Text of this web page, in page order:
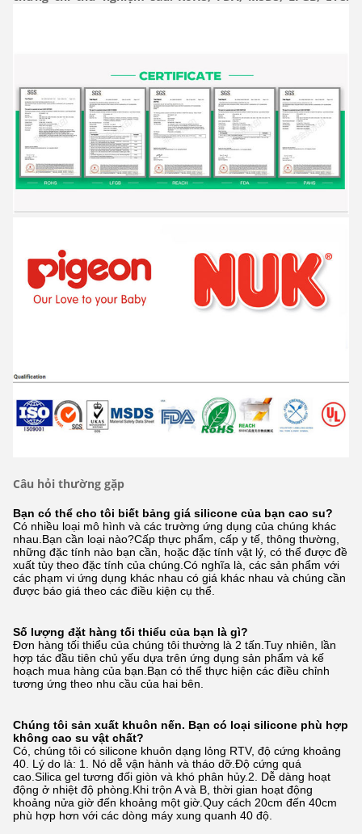
Câu hỏi thường gặp
Bạn có thể cho tôi biết bảng giá silicone của bạn cao su?
Có nhiều loại mô hình và các trường ứng dụng của chúng khác
nhau.Bạn cần loại nào?Cấp thực phẩm, cấp y tế, thông thường,
những đặc tính nào bạn cần, hoặc đặc tính vật lý, có thể được đề
xuất tùy theo đặc tính của chúng.Có nghĩa là, các sản phẩm với
các phạm vi ứng dụng khác nhau có giá khác nhau và chúng cần
được báo giá theo các điều kiện cụ thể.
Số lượng đặt hàng tối thiểu của bạn là gì?
Đơn hàng tối thiểu của chúng tôi thường là 2 tấn.Tuy nhiên, lần
hợp tác đầu tiên chủ yếu dựa trên ứng dụng sản phẩm và kế
hoạch mua hàng của bạn.Bạn có thể thực hiện các điều chỉnh
tương ứng theo nhu cầu của hai bên.
Chúng tôi sản xuất khuôn nến. Bạn có loại silicone phù hợp
không cao su vật chất?
Có, chúng tôi có silicone khuôn dạng lỏng RTV, độ cứng khoảng
40. Lý do là: 1. Nó dễ vận hành và tháo dỡ.Độ cứng quá
cao.Silica gel tương đối giòn và khó phân hủy.2. Dễ dàng hoạt
động ở nhiệt độ phòng.Khi trộn A và B, thời gian hoạt động
khoảng nửa giờ đến khoảng một giờ.Quy cách 20cm đến 40cm
phù hợp hơn với các dòng máy xung quanh 40 độ.